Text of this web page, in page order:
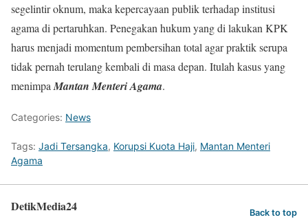
segelintir oknum, maka kepercayaan publik terhadap institusi
agama di pertaruhkan. Penegakan hukum yang di lakukan KPK
harus menjadi momentum pembersihan total agar praktik serupa
tidak pernah terulang kembali di masa depan. Itulah kasus yang
menimpa Mantan Menteri Agama.
Categories: News
Tags: Jadi Tersangka, Korupsi Kuota Haji, Mantan Menteri
Agama
DetikMedia24 Back to top